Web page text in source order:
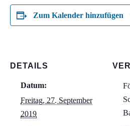
Zum Kalender hinzufügen
DETAILS
Datum:
Freitag, 27. September
2019